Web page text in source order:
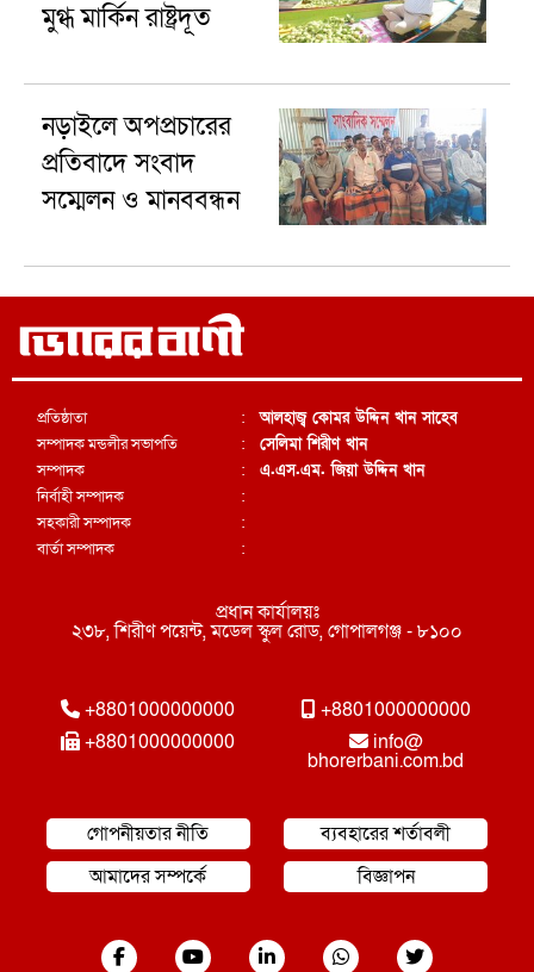
মুগ্ধ মার্কিন রাষ্ট্রদূত
নড়াইলে অপপ্রচারের
প্রতিবাদে সংবাদ
সম্মেলন ও মানববন্ধন
প্রতিষ্ঠাতা
সম্পাদক মন্ডলীর সভাপতি
সম্পাদক
নির্বাহী সম্পাদক
সহকারী সম্পাদক
বার্তা সম্পাদক
:
:
:
:
:
:
আলহাজ্ব কোমর উদ্দিন খান সাহেব
সেলিমা শিরীণ খান
এ.এস.এম. জিয়া উদ্দিন খান
প্রধান কার্যালয়ঃ
২৩৮, শিরীণ পয়েন্ট, মডেল স্কুল রোড, গোপালগঞ্জ - ৮১০০
+8801000000000
+8801000000000
+8801000000000
info@
bhorerbani.com.bd
গোপনীয়তার নীতি
ব্যবহারের শর্তাবলী
আমাদের সম্পর্কে
বিজ্ঞাপন